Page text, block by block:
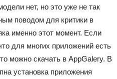
нет, но это уже не так
поводом для критики в
именно этот момент. Если
для многих приложений есть
можно скачать в AppGalery. В
установка приложения